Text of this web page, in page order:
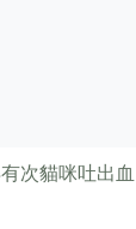
次貓咪吐出血